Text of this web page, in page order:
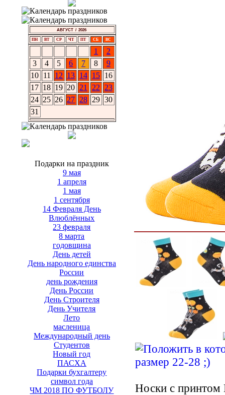
АВГУСТ / 2026
ПН ВТ СР ЧТ ПТ СБ ВС
1
2
3
4 5 6 7 8
9
10 11 12 13 14 15 16
17 18 19 20 21 22
23
24 25 26 27 28 29 30
31
Подарки на праздник
9 мая
1 апреля
1 мая
1 сентября
14 Февраля День
Влюблённых
23 февраля
8 марта
годовщина
День детей
День народного единства
России
день рождения
День России
День Строителя
День Учителя
Лето
масленица
Международный день
Студентов
Новый год
ПАСХА
Подарки бухгалтеру
символ года
ЧМ 2018 ПО ФУТБОЛУ
Носки с принтом